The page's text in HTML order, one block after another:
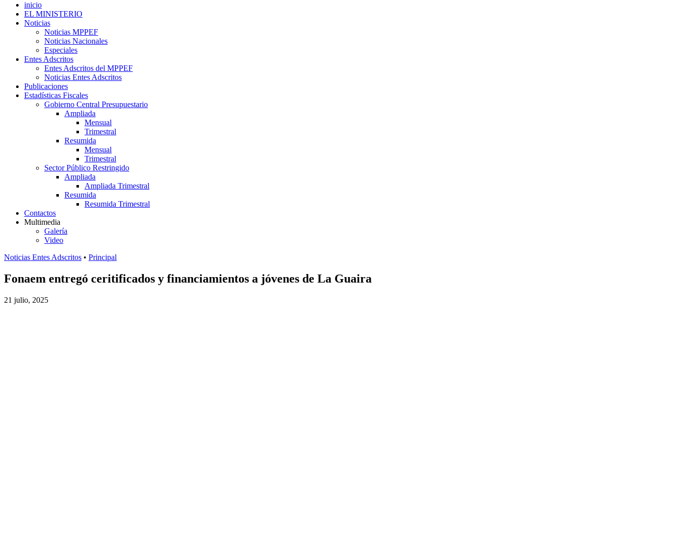
inicio
EL MINISTERIO
Noticias
Noticias MPPEF
Noticias Nacionales
Especiales
Entes Adscritos
Entes Adscritos del MPPEF
Noticias Entes Adscritos
Publicaciones
Estadísticas Fiscales
Gobierno Central Presupuestario
Ampliada
Mensual
Trimestral
Resumida
Mensual
Trimestral
Sector Público Restringido
Ampliada
Ampliada Trimestral
Resumida
Resumida Trimestral
Contactos
Multimedia
Galería
Video
Noticias Entes Adscritos • Principal
Fonaem entregó ceritificados y financiamientos a jóvenes de La Guaira
21 julio, 2025